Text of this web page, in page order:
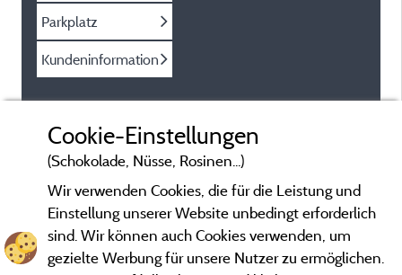
Parkplatz
Kundeninformation
Cookie-Einstellungen
(Schokolade, Nüsse, Rosinen...)
Wir verwenden Cookies, die für die Leistung und
Einstellung unserer Website unbedingt erforderlich
sind. Wir können auch Cookies verwenden, um
gezielte Werbung für unsere Nutzer zu ermöglichen.